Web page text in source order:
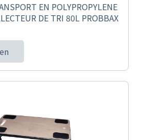
EN POLYPROPYLENE
DE TRI 80L PROBBAX